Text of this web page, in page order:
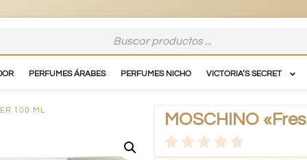
PERFUMES ÁRABES PERFUMES NICHO VICTORIA’S SECRET
100 ML
MOSCHINO